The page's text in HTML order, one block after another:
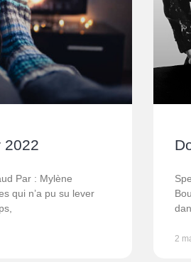
2022
Par : Mylène
qui n’a pu su lever
2